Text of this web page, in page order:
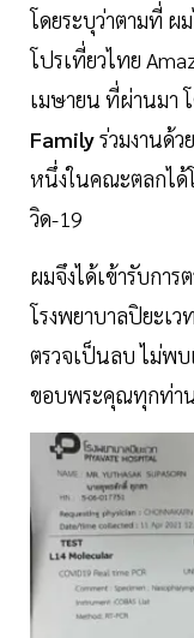
โดยระบุว่าตามที่ ผ
โปรเที่ยวไทย
เมษายน ที่ผ่านมา
Familyร่วมงานด้
หนึ่งในคณะตลกได้
วิด-19
ผมจึงได้เข้ารับการ
โรงพยาบาลปิยะเ
ตรวจเป็นลบ ไม่พ
ขอบพระคุณทุกท่า